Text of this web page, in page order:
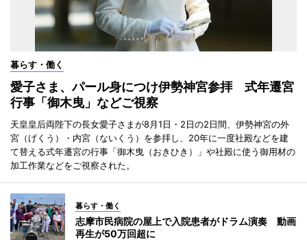
暮らす・働く
愛子さま、パール身につけ伊勢神宮参拝 式年遷宮
行事「御木曳」などご視察
天皇皇后両陛下の長女愛子さまが8月1日・2日の2日間、伊勢神宮の外
宮（げくう）・内宮（ないくう）を参拝し、20年に一度社殿などを建
て替える式年遷宮の行事「御木曳（おきひき）」や社殿に使う御用材の
加工作業などをご視察された。
暮らす・働く
志摩市民病院の屋上で入院患者がドラム演奏 動画
再生が50万回超に